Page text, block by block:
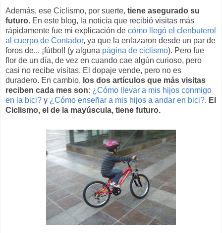
Además, ese Ciclismo, por suerte, tiene asegurado su
futuro. En este blog, la noticia que recibió visitas más
rápidamente fue mi explicación de cómo llegó el clenbuterol
al cuerpo de Contador, ya que la enlazaron desde un par de
foros de... ¡fútbol! (y alguna página de ciclismo). Pero fue
flor de un día, de vez en cuando cae algún curioso, pero
casi no recibe visitas. El dopaje vende, pero no es
duradero. En cambio, los dos artículos que más visitas
reciben cada mes son: ¿Cómo llevar a mis hijos conmigo
en la bici? y ¿Cómo enseñar a mis hijos a andar en bici?. El
Ciclismo, el de la mayúscula, tiene futuro.